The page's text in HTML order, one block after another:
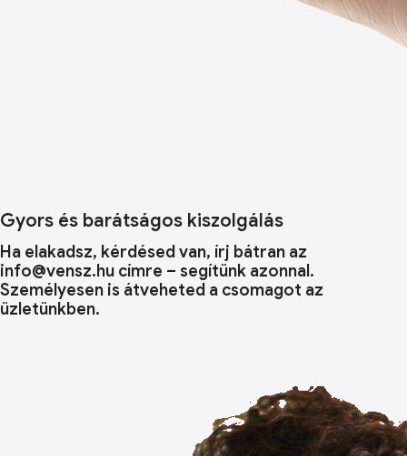
Gyors és barátságos kiszolgálás
Ha elakadsz, kérdésed van, írj bátran az
info@vensz.hu címre – segítünk azonnal.
Személyesen is átveheted a csomagot az
üzletünkben.